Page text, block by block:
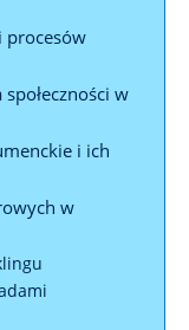
procesów
w
i ich
w